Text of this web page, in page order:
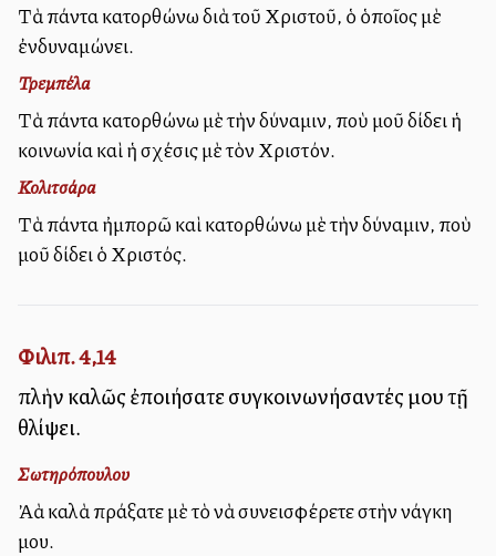
Τὰ πάντα κατορθώνω διὰ τοῦ Χριστοῦ, ὁ ὁποῖος μὲ
ἐνδυναμώνει.
Τρεμπέλα
Τὰ πάντα κατορθώνω μὲ τὴν δύναμιν, ποὺ μοῦ δίδει ἡ
κοινωνία καὶ ἡ σχέσις μὲ τὸν Χριστόν.
Κολιτσάρα
Τὰ πάντα ἠμπορῶ καὶ κατορθώνω μὲ τὴν δύναμιν, ποὺ
μοῦ δίδει ὁ Χριστός.
Φιλιπ. 4,14
πλὴν καλῶς ἐποιήσατε συγκοινωνήσαντές μου τῇ
θλίψει.
Σωτηρόπουλου
Ἀλλὰ καλὰ πράξατε μὲ τὸ νὰ συνεισφέρετε στὴν ἀνάγκη
μου.